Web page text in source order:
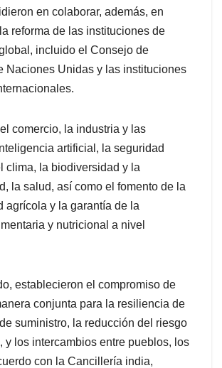
en colaborar, además, en
reforma de las instituciones de
incluido el Consejo de
Naciones Unidas y las instituciones
comercio, la industria y las
artificial, la seguridad
clima, la biodiversidad y la
la salud, así como el fomento de la
agrícola y la garantía de la
y nutricional a nivel
establecieron el compromiso de
conjunta para la resiliencia de
suministro, la reducción del riesgo
y los intercambios entre pueblos, los
con la Cancillería india,